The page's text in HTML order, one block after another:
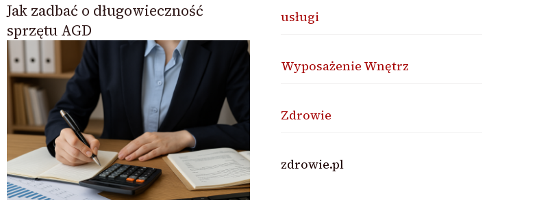
Jak zadbać o długowieczność
sprzętu AGD
usługi
Wyposażenie Wnętrz
Zdrowie
zdrowie.pl